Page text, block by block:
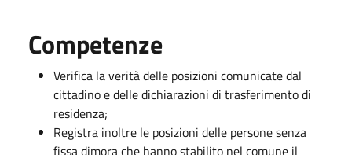
Competenze
Verifica la verità delle posizioni comunicate dal
cittadino e delle dichiarazioni di trasferimento di
residenza;
Registra inoltre le posizioni delle persone senza
fissa dimora che hanno stabilito nel comune il